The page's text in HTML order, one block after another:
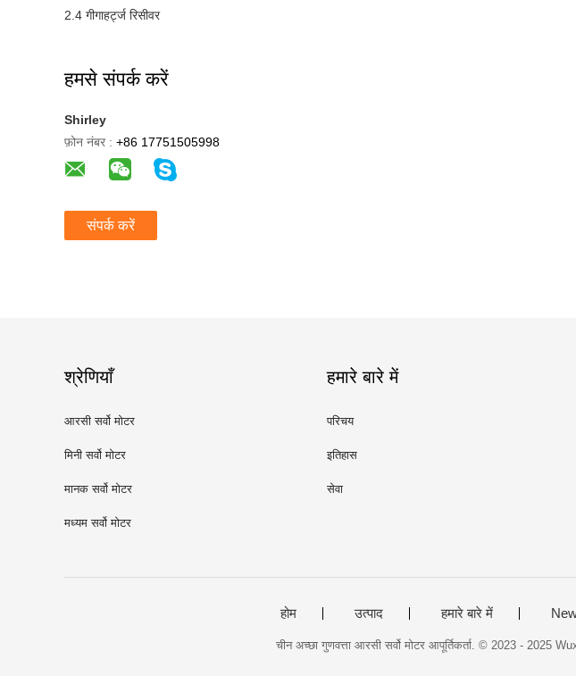
2.4 गीगाहर्ट्ज रिसीवर
हमसे संपर्क करें
Shirley
फ़ोन नंबर : +86 17751505998
संपर्क करें
श्रेणियाँ
आरसी सर्वो मोटर
मिनी सर्वो मोटर
मानक सर्वो मोटर
मध्यम सर्वो मोटर
हमारे बारे में
परिचय
इतिहास
सेवा
होम उत्पाद हमारे बारे में
चीन अच्छा गुणवत्ता आरसी सर्वो मोटर आपूर्तिकर्ता. © 2023 -